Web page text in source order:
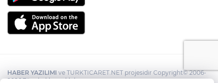
HABER YAZILIMI ve TURKTICARET.NET projesidir Copyright© 2006-
2026 Tüm hakları saklıdır.